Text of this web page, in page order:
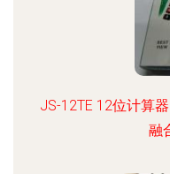
JS-12TE 12位计算
融